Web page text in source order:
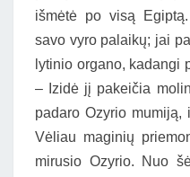
išmėtė po visą
savo vyro palaikų; jai
lytinio organo, kadangi
– Izidė jį pakeičia
padaro Ozyrio
Vėliau maginių
mirusio Ozyrio. Nuo